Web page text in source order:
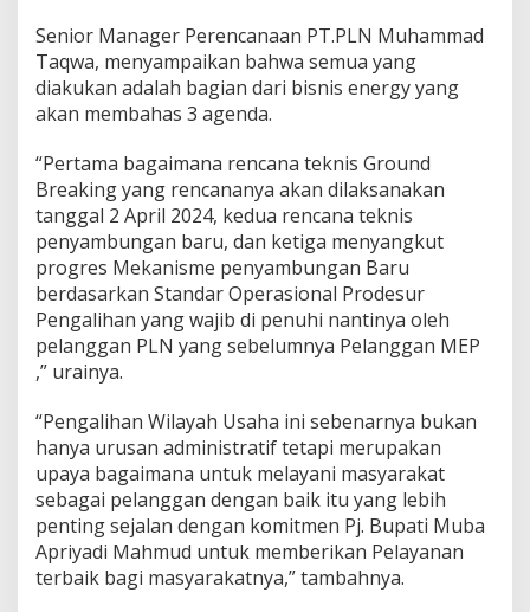
Senior Manager Perencanaan PT.PLN Muhammad
Taqwa, menyampaikan bahwa semua yang
diakukan adalah bagian dari bisnis energy yang
akan membahas 3 agenda.
“Pertama bagaimana rencana teknis Ground
Breaking yang rencananya akan dilaksanakan
tanggal 2 April 2024, kedua rencana teknis
penyambungan baru, dan ketiga menyangkut
progres Mekanisme penyambungan Baru
berdasarkan Standar Operasional Prodesur
Pengalihan yang wajib di penuhi nantinya oleh
pelanggan PLN yang sebelumnya Pelanggan MEP
,” urainya.
“Pengalihan Wilayah Usaha ini sebenarnya bukan
hanya urusan administratif tetapi merupakan
upaya bagaimana untuk melayani masyarakat
sebagai pelanggan dengan baik itu yang lebih
penting sejalan dengan komitmen Pj. Bupati Muba
Apriyadi Mahmud untuk memberikan Pelayanan
terbaik bagi masyarakatnya,” tambahnya.